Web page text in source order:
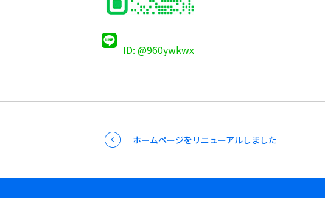
ID: @960ywkwx
ホームページをリニューアルしました